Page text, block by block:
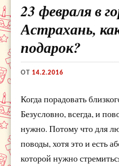
23 февраля в
Астрахань,
подарок?
ОТ14.2.2016
Когда порадовать
Безусловно, всегда, и
нужно. Потому что для
поводы, хотя это и есть
которой нужно